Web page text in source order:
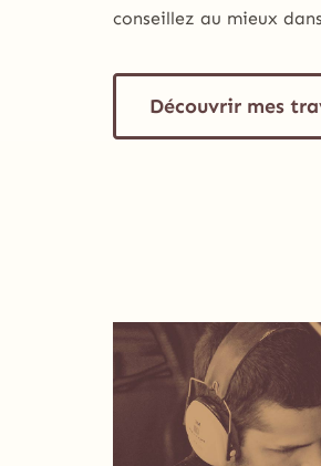
conseillez au mieux
Découvrir mes